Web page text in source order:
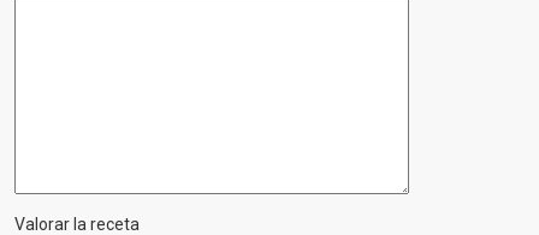
Valorar la receta